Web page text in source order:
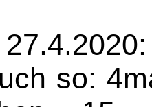
so: